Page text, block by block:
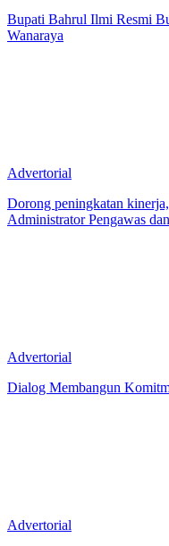
Bupati Bahrul Ilmi Resmi
Wanaraya
Advertorial
Dorong peningkatan
Administrator Pengawas
Advertorial
Dialog Membangun
Advertorial